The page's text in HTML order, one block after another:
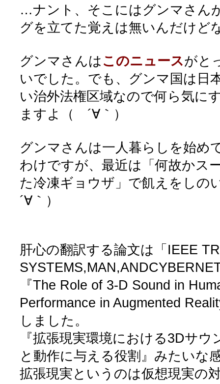
…ナント、そこにはグンマさん
グを立てた覚えは無いんだけど
グンマさんはこのニュースがと
いでした。でも、グンマ国は日
い治外法権区域なので何ら気に
ますよ（ ´∀｀）
グンマさんは一人暮らしを始め
わけですが、最近は「何故かス
た冷凍ギョウザ」で飢えをし
´∀｀）
肝心の翻訳する論文は「IEEE
『The Role of 3-D Sound in
Performance in Augmented
しました。
『拡張現実環境における3Dサ
と動作に与える役割』みたいな
拡張現実というのは仮想現実の